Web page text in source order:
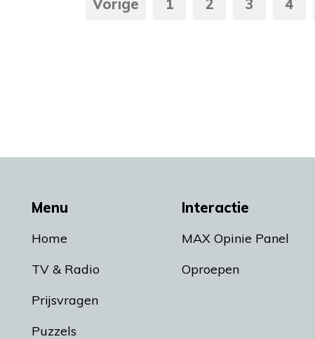
Vorige 1 2 3 4
Menu
Home
TV & Radio
Prijsvragen
Puzzels
Interactie
MAX Opinie Panel
Oproepen